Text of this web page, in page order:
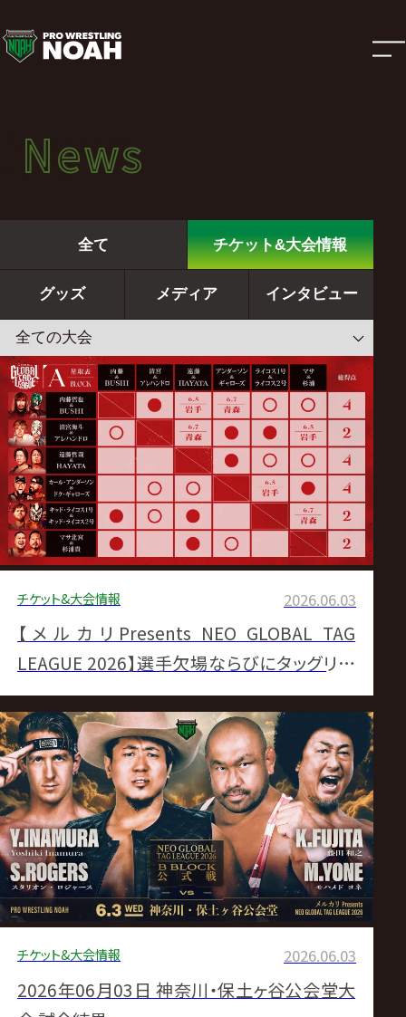
ニ
ュ
ー
ス
|
プ
ロ
レ
ス
リ
ン
グ・
ノ
ア
公
式
サ
イ
ト
News
ニュース
News
全て チケット&大会情報
グッズ メディア インタビュー
チケット&大会情報 2026.06.03
【メルカリPresents NEO GLOBAL TAG
LEAGUE 2026】選手欠場ならびにタッグリー
グ出場選手変更のおしらせ
チケット&大会情報 2026.06.03
2026年06月03日 神奈川・保土ヶ谷公会堂大